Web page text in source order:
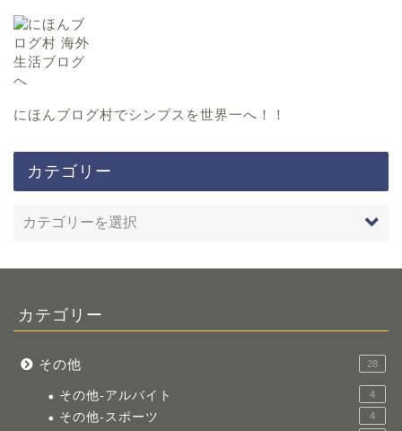
にほんブログ村でシンプスを世界一へ！！
カテゴリー
カテゴリー
その他 28
その他-アルバイト 4
その他-スポーツ 4